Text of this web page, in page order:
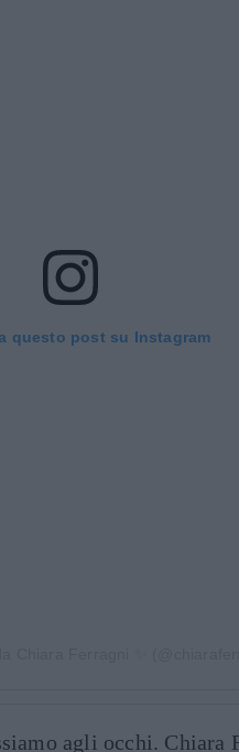
questo post su Instagram
agli occhi. Chiara